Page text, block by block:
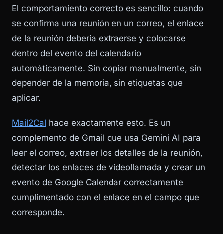
El comportamiento correcto es sencillo: cuando
se confirma una reunión en un correo, el enlace
de la reunión debería extraerse y colocarse
dentro del evento del calendario
automáticamente. Sin copiar manualmente, sin
depender de la memoria, sin etiquetas que
aplicar.
Mail2Cal hace exactamente esto. Es un
complemento de Gmail que usa Gemini AI para
leer el correo, extraer los detalles de la reunión,
detectar los enlaces de videollamada y crear un
evento de Google Calendar correctamente
cumplimentado con el enlace en el campo que
corresponde.